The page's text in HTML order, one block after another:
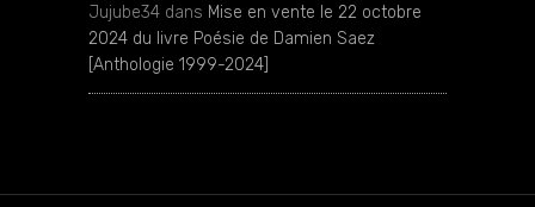
Jujube34 dans Mise en vente le 22 octobre
2024 du livre Poésie de Damien Saez
[Anthologie 1999-2024]